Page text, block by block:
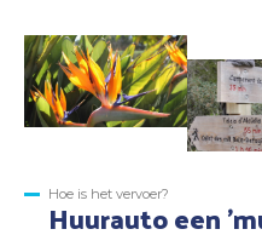
Hoe is het vervoer?
Huurauto een